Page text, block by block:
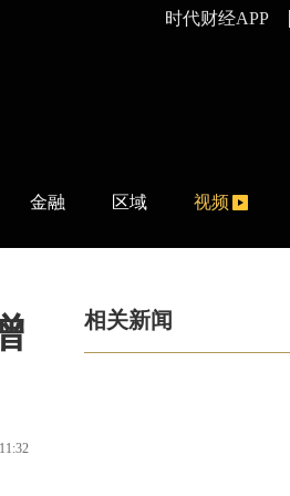
时代财经APP
金融 区域 视频
相关新闻